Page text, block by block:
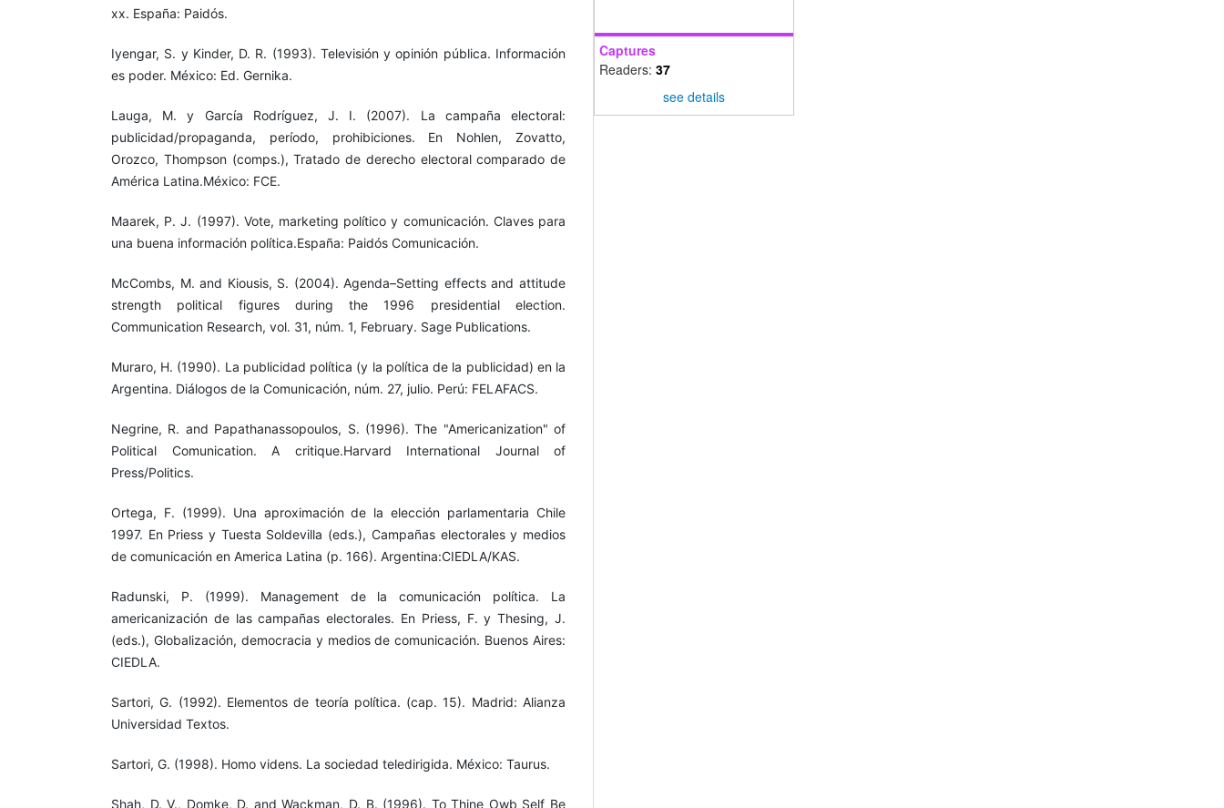
xx. España: Paidós.
Iyengar, S. y Kinder, D. R. (1993). Televisión y opinión pública. Información
es poder. México: Ed. Gernika.
Lauga, M. y García Rodríguez, J. I. (2007). La campaña electoral:
publicidad/propaganda, período, prohibiciones. En Nohlen, Zovatto,
Orozco, Thompson (comps.), Tratado de derecho electoral comparado de
América Latina.México: FCE.
Maarek, P. J. (1997). Vote, marketing político y comunicación. Claves para
una buena información política.España: Paidós Comunicación.
McCombs, M. and Kiousis, S. (2004). Agenda–Setting effects and attitude
strength political figures during the 1996 presidential election.
Communication Research, vol. 31, núm. 1, February. Sage Publications.
Muraro, H. (1990). La publicidad política (y la política de la publicidad) en la
Argentina. Diálogos de la Comunicación, núm. 27, julio. Perú: FELAFACS.
Negrine, R. and Papathanassopoulos, S. (1996). The "Americanization" of
Political Comunication. A critique.Harvard International Journal of
Press/Politics.
Ortega, F. (1999). Una aproximación de la elección parlamentaria Chile
1997. En Priess y Tuesta Soldevilla (eds.), Campañas electorales y medios
de comunicación en America Latina (p. 166). Argentina:CIEDLA/KAS.
Radunski, P. (1999). Management de la comunicación política. La
americanización de las campañas electorales. En Priess, F. y Thesing, J.
(eds.), Globalización, democracia y medios de comunicación. Buenos Aires:
CIEDLA.
Sartori, G. (1992). Elementos de teoría política. (cap. 15). Madrid: Alianza
Universidad Textos.
Sartori, G. (1998). Homo videns. La sociedad teledirigida. México: Taurus.
Shah, D. V., Domke, D. and Wackman, D. B. (1996). To Thine Owb Self Be
Captures
Readers: 37
see details